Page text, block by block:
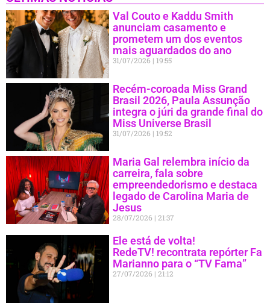
Val Couto e Kaddu Smith
anunciam casamento e
prometem um dos eventos
mais aguardados do ano
31/07/2026 19:55
Recém-coroada Miss Grand
Brasil 2026, Paula Assunção
integra o júri da grande final do
Miss Universe Brasil
31/07/2026 19:52
Maria Gal relembra início da
carreira, fala sobre
empreendedorismo e destaca
legado de Carolina Maria de
Jesus
28/07/2026 21:37
Ele está de volta!
RedeTV! recontrata repórter Fa
Marianno para o “TV Fama”
27/07/2026 21:12